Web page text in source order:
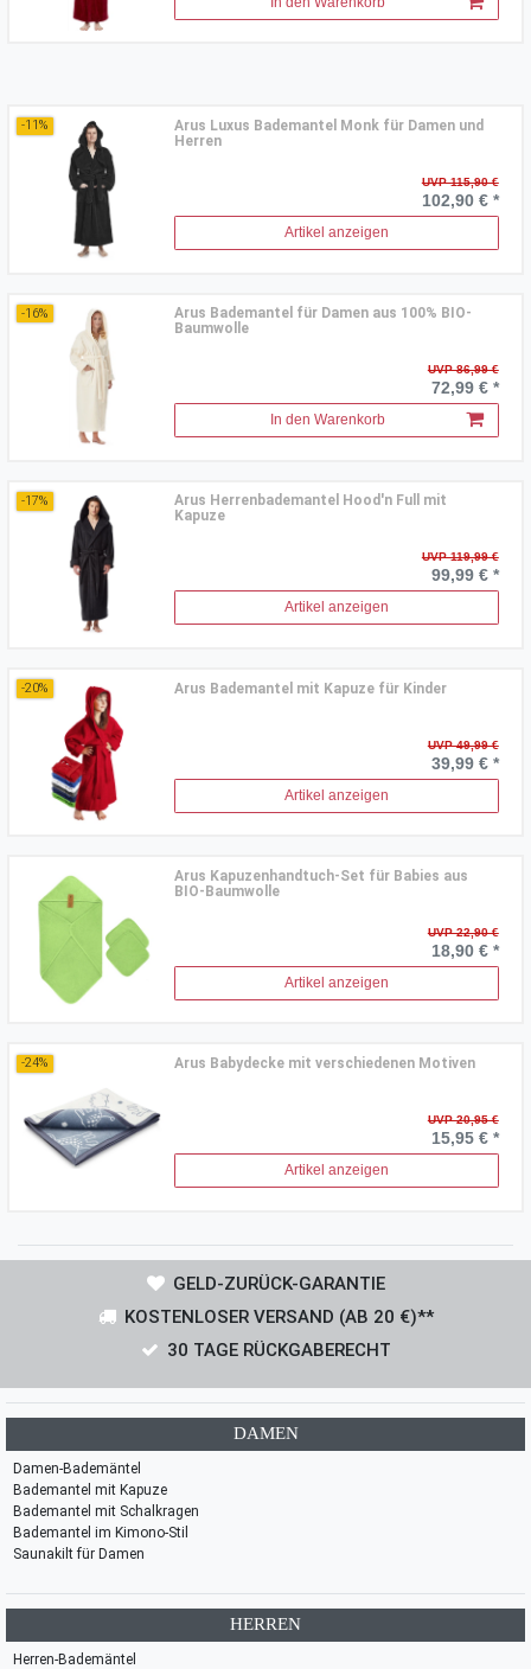
-11%
Arus Luxus Bademantel Monk für Damen und
Herren
UVP 115,90 €
102,90 € *
Artikel anzeigen
-16%
Arus Bademantel für Damen aus 100% BIO-
Baumwolle
UVP 86,99 €
72,99 € *
In den Warenkorb
-17%
Arus Herrenbademantel Hood'n Full mit
Kapuze
UVP 119,99 €
99,99 € *
Artikel anzeigen
-20% Arus Bademantel mit Kapuze für Kinder
UVP 49,99 €
39,99 € *
Artikel anzeigen
Arus Kapuzenhandtuch-Set für Babies aus
BIO-Baumwolle
UVP 22,90 €
18,90 € *
Artikel anzeigen
-24% Arus Babydecke mit verschiedenen Motiven
UVP 20,95 €
15,95 € *
Artikel anzeigen
GELD-ZURÜCK-GARANTIE
KOSTENLOSER VERSAND (AB 20 €)**
30 TAGE RÜCKGABERECHT
DAMEN
Damen-Bademäntel
Bademantel mit Kapuze
Bademantel mit Schalkragen
Bademantel im Kimono-Stil
Saunakilt für Damen
HERREN
Herren-Bademäntel